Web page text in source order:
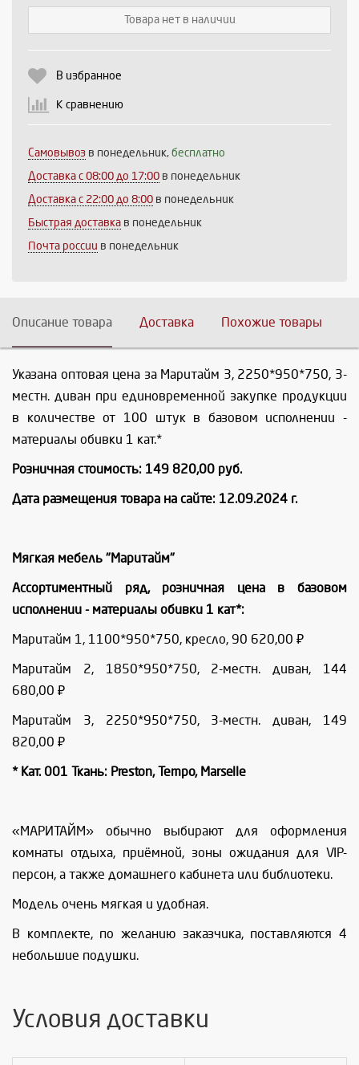
Товара нет в наличии
В избранное
К сравнению
Самовывоз в понедельник, бесплатно
Доставка c 08:00 до 17:00 в понедельник
Доставка с 22:00 до 8:00 в понедельник
Быстрая доставка в понедельник
Почта россии в понедельник
Описание товара Доставка Похожие товары
Указана оптовая цена за Маритайм 3, 2250*950*750, 3-
местн. диван при единовременной закупке продукции
в количестве от 100 штук в базовом исполнении -
материалы обивки 1 кат.*
Розничная стоимость: 149 820,00 руб.
Дата размещения товара на сайте: 12.09.2024 г.
Мягкая мебель "Маритайм"
Ассортиментный ряд, розничная цена в базовом
исполнении - материалы обивки 1 кат*:
Маритайм 1, 1100*950*750, кресло, 90 620,00 ₽
Маритайм 2, 1850*950*750, 2-местн. диван, 144
680,00 ₽
Маритайм 3, 2250*950*750, 3-местн. диван, 149
820,00 ₽
* Кат. 001 Ткань: Preston, Tempo, Marselle
«МАРИТАЙМ» обычно выбирают для оформления
комнаты отдыха, приёмной, зоны ожидания для VIP-
персон, а также домашнего кабинета или библиотеки.
Модель очень мягкая и удобная.
В комплекте, по желанию заказчика, поставляются 4
небольшие подушки.
Условия доставки